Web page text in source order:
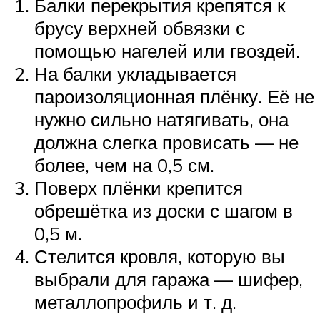
Балки перекрытия крепятся к
брусу верхней обвязки с
помощью нагелей или гвоздей.
На балки укладывается
пароизоляционная плёнку. Её не
нужно сильно натягивать, она
должна слегка провисать — не
более, чем на 0,5 см.
Поверх плёнки крепится
обрешётка из доски с шагом в
0,5 м.
Стелится кровля, которую вы
выбрали для гаража — шифер,
металлопрофиль и т. д.